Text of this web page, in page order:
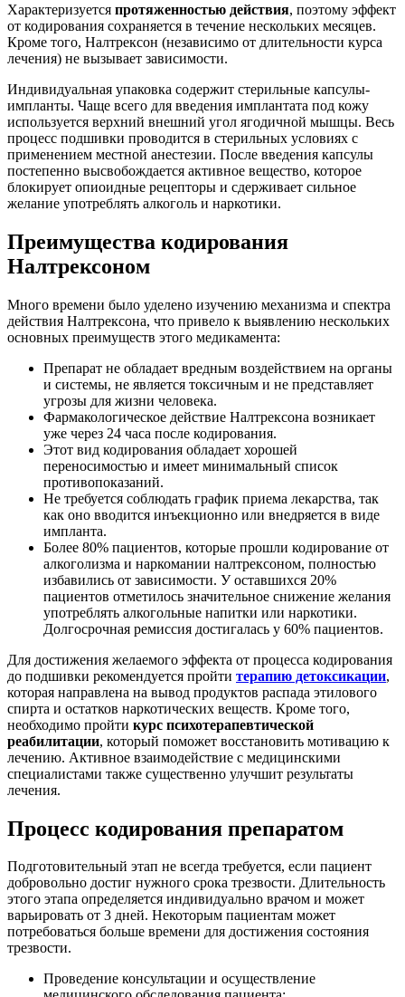
Характеризуется протяженностью действия, поэтому эффект
от кодирования сохраняется в течение нескольких месяцев.
Кроме того, Налтрексон (независимо от длительности курса
лечения) не вызывает зависимости.
Индивидуальная упаковка содержит стерильные капсулы-
импланты. Чаще всего для введения имплантата под кожу
используется верхний внешний угол ягодичной мышцы. Весь
процесс подшивки проводится в стерильных условиях с
применением местной анестезии. После введения капсулы
постепенно высвобождается активное вещество, которое
блокирует опиоидные рецепторы и сдерживает сильное
желание употреблять алкоголь и наркотики.
Преимущества кодирования
Налтрексоном
Много времени было уделено изучению механизма и спектра
действия Налтрексона, что привело к выявлению нескольких
основных преимуществ этого медикамента:
Препарат не обладает вредным воздействием на органы
и системы, не является токсичным и не представляет
угрозы для жизни человека.
Фармакологическое действие Налтрексона возникает
уже через 24 часа после кодирования.
Этот вид кодирования обладает хорошей
переносимостью и имеет минимальный список
противопоказаний.
Не требуется соблюдать график приема лекарства, так
как оно вводится инъекционно или внедряется в виде
импланта.
Более 80% пациентов, которые прошли кодирование от
алкоголизма и наркомании налтрексоном, полностью
избавились от зависимости. У оставшихся 20%
пациентов отметилось значительное снижение желания
употреблять алкогольные напитки или наркотики.
Долгосрочная ремиссия достигалась у 60% пациентов.
Для достижения желаемого эффекта от процесса кодирования
до подшивки рекомендуется пройти терапию детоксикации,
которая направлена на вывод продуктов распада этилового
спирта и остатков наркотических веществ. Кроме того,
необходимо пройти курс психотерапевтической
реабилитации, который поможет восстановить мотивацию к
лечению. Активное взаимодействие с медицинскими
специалистами также существенно улучшит результаты
лечения.
Процесс кодирования препаратом
Подготовительный этап не всегда требуется, если пациент
добровольно достиг нужного срока трезвости. Длительность
этого этапа определяется индивидуально врачом и может
варьировать от 3 дней. Некоторым пациентам может
потребоваться больше времени для достижения состояния
трезвости.
Проведение консультации и осуществление